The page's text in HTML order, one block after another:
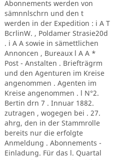
Abonnements werden von
sämnnlschrn und den t
werden in der Expedition : i A T
BcrlinW. , Poldamer Strasie20d
. i A A sowie in sämettlichen
Annoncen , Bureaux l A A *
Post - Anstalten . Briefträgrm
und den Agenturen im Kreise
angenommen . Agenten im
Kreise angenommen . l N°2.
Bertin drn 7 . Innuar 1882.
zutragen , wogegen bei . 27.
ahrg, den in der Stammrolle
bereits nur die erfolgte
Anmeldung . Abonnements -
Einladung. Für das l. Quartal